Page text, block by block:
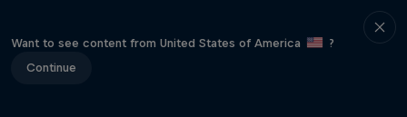
Want to see content from United States of America
?
Continue